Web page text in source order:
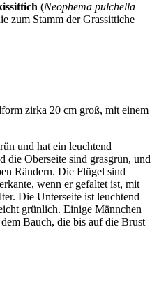
(Neophema pulchella –
zum Stamm der Grassittiche
zirka 20 cm groß, mit einem
und hat ein leuchtend
die Oberseite sind grasgrün, und
Rändern. Die Flügel sind
wenn er gefaltet ist, mit
Die Unterseite ist leuchtend
grünlich. Einige Männchen
Bauch, die bis auf die Brust